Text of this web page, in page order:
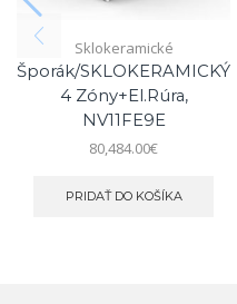
Sklokeramické
Šporák/SKLOKERAMICKÝ
4 Zóny+el.rúra,
NV11FE9E
80,484.00€
PRIDAŤ DO KOŠÍKA